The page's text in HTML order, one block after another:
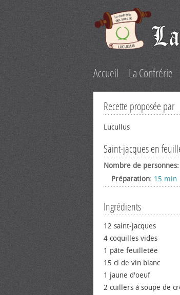
Accueil La Confrérie
Recette proposée par
Lucullus
Saint-jacques en
Nombre de personnes:
Préparation: 15 min
Ingrédients
12 saint-jacques
4 coquilles vides
1 pâte feuilletée
15 cl de vin blanc
1 jaune d'œuf
2 cuillers à soupe de